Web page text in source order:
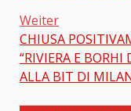
Weiter
CHIUSA
“RIVIERA E
ALLA BIT DI